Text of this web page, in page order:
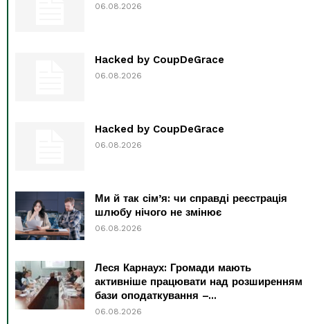
06.08.2026
Hacked by CoupDeGrace
06.08.2026
Hacked by CoupDeGrace
06.08.2026
Ми й так сім’я: чи справді реєстрація
шлюбу нічого не змінює
06.08.2026
Леся Карнаух: Громади мають
активніше працювати над розширенням
бази оподаткування –...
06.08.2026